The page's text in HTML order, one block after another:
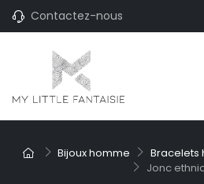
Contactez-nous
Bijoux homme Bracelets
Jonc